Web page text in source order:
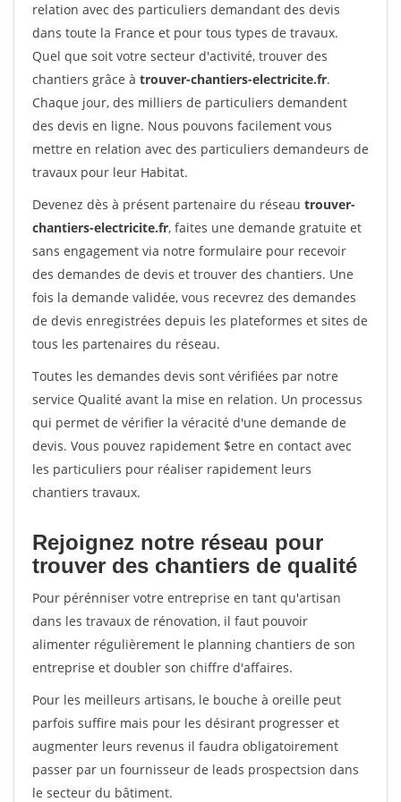
relation avec des particuliers demandant des devis
dans toute la France et pour tous types de travaux.
Quel que soit votre secteur d'activité, trouver des
chantiers grâce à trouver-chantiers-electricite.fr.
Chaque jour, des milliers de particuliers demandent
des devis en ligne. Nous pouvons facilement vous
mettre en relation avec des particuliers demandeurs de
travaux pour leur Habitat.
Devenez dès à présent partenaire du réseau trouver-
chantiers-electricite.fr, faites une demande gratuite et
sans engagement via notre formulaire pour recevoir
des demandes de devis et trouver des chantiers. Une
fois la demande validée, vous recevrez des demandes
de devis enregistrées depuis les plateformes et sites de
tous les partenaires du réseau.
Toutes les demandes devis sont vérifiées par notre
service Qualité avant la mise en relation. Un processus
qui permet de vérifier la véracité d'une demande de
devis. Vous pouvez rapidement $etre en contact avec
les particuliers pour réaliser rapidement leurs
chantiers travaux.
Rejoignez notre réseau pour
trouver des chantiers de qualité
Pour pérénniser votre entreprise en tant qu'artisan
dans les travaux de rénovation, il faut pouvoir
alimenter régulièrement le planning chantiers de son
entreprise et doubler son chiffre d'affaires.
Pour les meilleurs artisans, le bouche à oreille peut
parfois suffire mais pour les désirant progresser et
augmenter leurs revenus il faudra obligatoirement
passer par un fournisseur de leads prospectsion dans
le secteur du bâtiment.